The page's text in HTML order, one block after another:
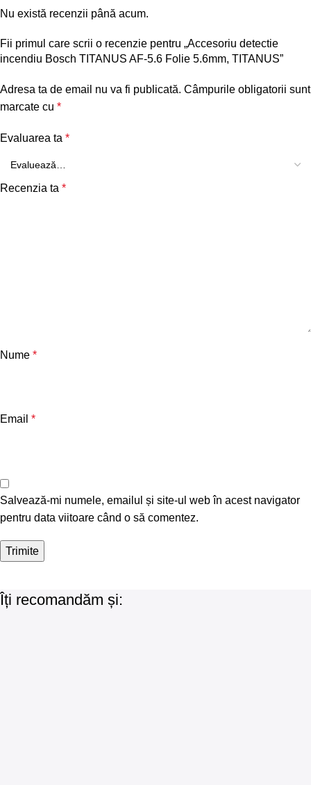
Nu există recenzii până acum.
Fii primul care scrii o recenzie pentru „Accesoriu detectie
incendiu Bosch TITANUS AF-5.6 Folie 5.6mm, TITANUS”
Adresa ta de email nu va fi publicată. Câmpurile obligatorii sunt
marcate cu *
Evaluarea ta *
Recenzia ta *
Nume *
Email *
Salvează-mi numele, emailul și site-ul web în acest navigator
pentru data viitoare când o să comentez.
Îți recomandăm și: